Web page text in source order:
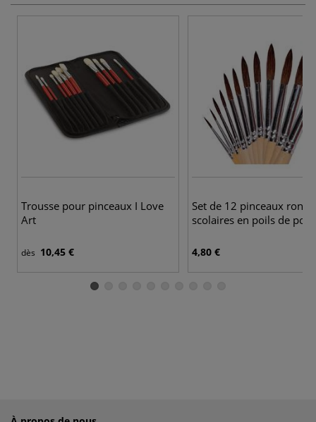
Trousse pour pinceaux I Love
Art
dès 10,45 €
Set de 12 pinceaux ronds
scolaires en poils de
4,80 €